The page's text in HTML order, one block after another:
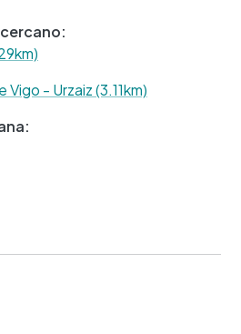
- Urzaiz (3.11km)